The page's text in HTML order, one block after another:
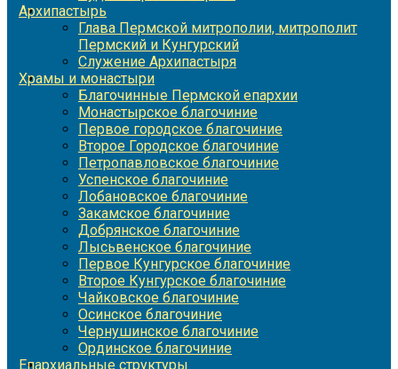
Архипастырь
Глава Пермской митрополии, митрополит
Пермский и Кунгурский
Служение Архипастыря
Храмы и монастыри
Благочинные Пермской епархии
Монастырское благочиние
Первое городское благочиние
Второе Городское благочиние
Петропавловское благочиние
Успенское благочиние
Лобановское благочиние
Закамское благочиние
Добрянское благочиние
Лысьвенское благочиние
Первое Кунгурское благочиние
Второе Кунгурское благочиние
Чайковское благочиние
Осинское благочиние
Чернушинское благочиние
Ординское благочиние
Епархиальные структуры